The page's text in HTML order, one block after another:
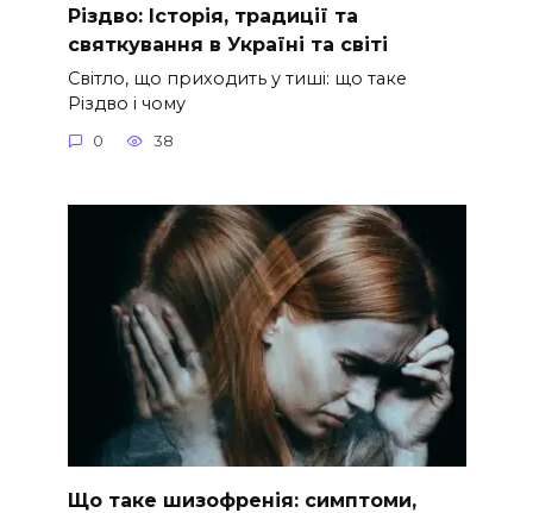
Різдво: Історія, традиції та
святкування в Україні та світі
Світло, що приходить у тиші: що таке
Різдво і чому
0 38
Що таке шизофренія: симптоми,